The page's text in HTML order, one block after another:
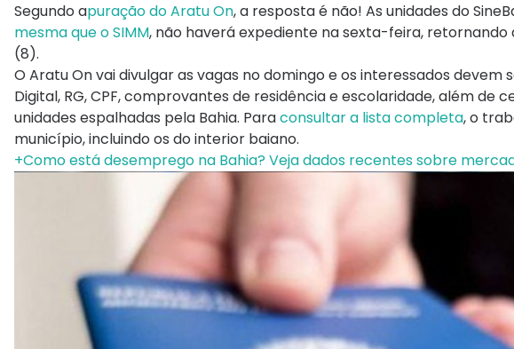
Segundo apuração do Aratu On, a resposta é não! As unidades do
mesma que o SIMM, não haverá expediente na sexta-feira,
(8).
O Aratu On vai divulgar as vagas no domingo e os interessados
Digital, RG, CPF, comprovantes de residência e escolaridade, além de
unidades espalhadas pela Bahia. Paraconsultar a lista completa, o
município, incluindo os do interior baiano.
+Como está desemprego na Bahia? Veja dados recentes sobre